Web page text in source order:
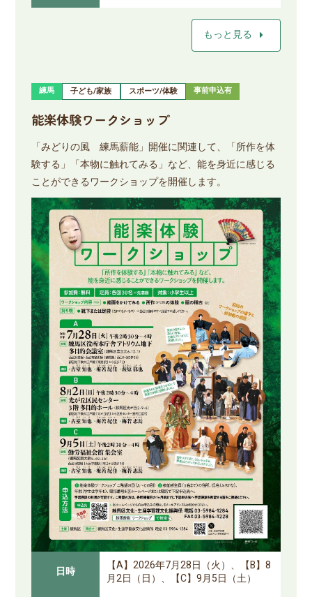
もっと見る arrow_right
練馬 子ども/家族 スポーツ/体験 事前申込有
能楽体験ワークショップ
「みどりの風 練馬薪能」開催に関連して、「所作を体
験する」「本物に触れてみる」など、能を身近に感じる
ことができるワークショップを開催します。
日時
【A】2026年7月28日（火）、【B】8
月2日（日）、【C】9月5日（土）